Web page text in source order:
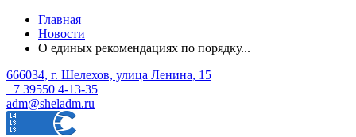
Главная
Новости
О единых рекомендациях по порядку...
666034, г. Шелехов, улица Ленина, 15
+7 39550 4-13-35
adm@sheladm.ru